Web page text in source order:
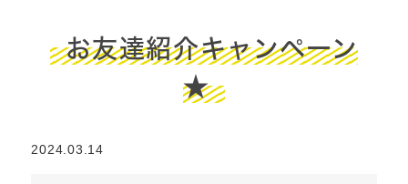
お友達紹介キャンペーン
★
2024.03.14